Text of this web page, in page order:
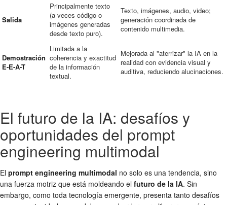
Salida
Principalmente texto
(a veces código o
imágenes generadas
desde texto puro).
Texto, imágenes, audio, video;
generación coordinada de
contenido multimedia.
Demostración
E-E-A-T
Limitada a la
coherencia y exactitud
de la información
textual.
Mejorada al "aterrizar" la IA en la
realidad con evidencia visual y
auditiva, reduciendo alucinaciones.
El futuro de la IA: desafíos y
oportunidades del prompt
engineering multimodal
El prompt engineering multimodal no solo es una tendencia, sino
una fuerza motriz que está moldeando el futuro de la IA. Sin
embargo, como toda tecnología emergente, presenta tanto desafíos